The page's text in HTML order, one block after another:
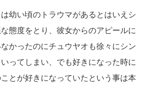
幼い頃のトラウマがあるとはいえシ
態度をとり、彼女からのアピールに
かったのにチュウヤオも徐々にシン
ってしまい、でも好きになった時に
とが好きになっていたという事は本